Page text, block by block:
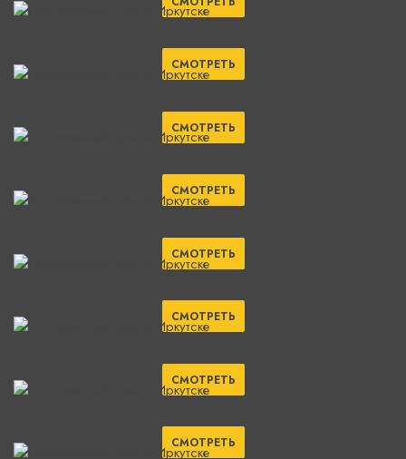
СМОТРЕТЬ
СМОТРЕТЬ
СМОТРЕТЬ
СМОТРЕТЬ
СМОТРЕТЬ
СМОТРЕТЬ
СМОТРЕТЬ